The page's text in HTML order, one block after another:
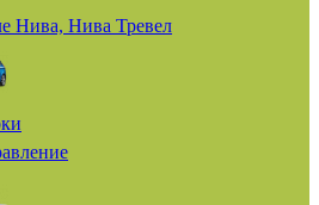
Нива, Нива Тревел